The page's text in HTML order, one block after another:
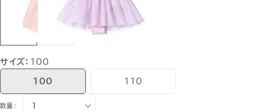
サイズ： 100
100 110
数量：